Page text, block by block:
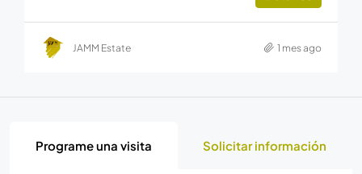
JAMM Estate 1 mes ago
Programe una visita Solicitar información